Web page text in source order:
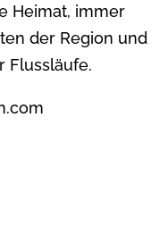
Heimat, immer
der Region und
Flussläufe.